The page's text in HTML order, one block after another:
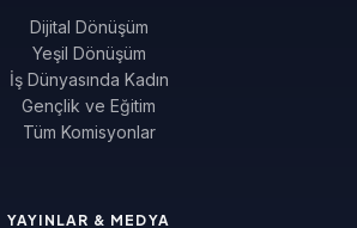
Dijital Dönüşüm
Yeşil Dönüşüm
İş Dünyasında Kadın
Gençlik ve Eğitim
Tüm Komisyonlar
YAYINLAR & MEDYA